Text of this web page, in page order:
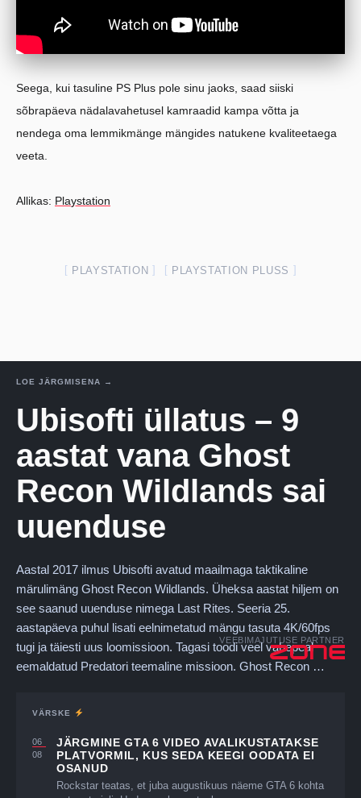
Seega, kui tasuline PS Plus pole sinu jaoks, saad siiski
sõbrapäeva nädalavahetusel kamraadid kampa võtta ja
nendega oma lemmikmänge mängides natukene kvaliteetaega
veeta.
Allikas: Playstation
PLAYSTATION PLAYSTATION PLUSS
LOE JÄRGMISENA →
Ubisofti üllatus – 9
aastat vana Ghost
Recon Wildlands sai
uuenduse
Aastal 2017 ilmus Ubisofti avatud maailmaga taktikaline
märulimäng Ghost Recon Wildlands. Üheksa aastat hiljem on
see saanud uuenduse nimega Last Rites. Seeria 25.
aastapäeva puhul lisati eelnimetatud mängu tasuta 4K/60fps
tugi ja täiesti uus loomissioon. Tagasi toodi veel vahepeal
eemaldatud Predatori teemaline missioon. Ghost Recon …
VÄRSKE
06
08
JÄRGMINE GTA 6 VIDEO AVALIKUSTATAKSE
PLATVORMIL, KUS SEDA KEEGI OODATA EI
OSANUD
Rockstar teatas, et juba augustikuus näeme GTA 6 kohta
VEEBIMAJUTUSE PARTNER